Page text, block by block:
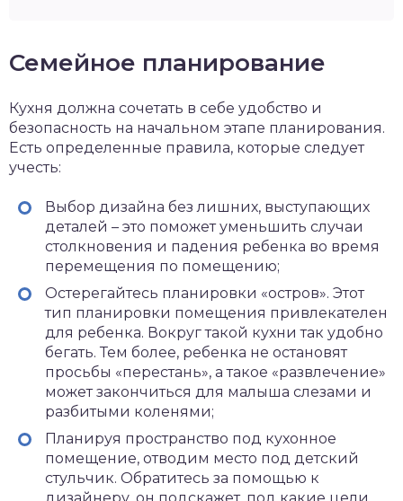
Семейное планирование
Кухня должна сочетать в себе удобство и
безопасность на начальном этапе планирования.
Есть определенные правила, которые следует
учесть:
Выбор дизайна без лишних, выступающих
деталей – это поможет уменьшить случаи
столкновения и падения ребенка во время
перемещения по помещению;
Остерегайтесь планировки «остров». Этот
тип планировки помещения привлекателен
для ребенка. Вокруг такой кухни так удобно
бегать. Тем более, ребенка не остановят
просьбы «перестань», а такое «развлечение»
может закончиться для малыша слезами и
разбитыми коленями;
Планируя пространство под кухонное
помещение, отводим место под детский
стульчик. Обратитесь за помощью к